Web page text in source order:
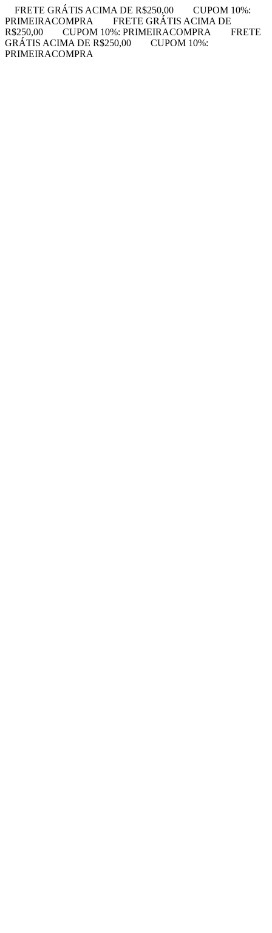
FRETE GRÁTIS ACIMA DE R$250,00
CUPOM 10%:
PRIMEIRACOMPRA
FRETE GRÁTIS ACIMA DE
R$250,00
CUPOM 10%: PRIMEIRACOMPRA
FRETE
GRÁTIS ACIMA DE R$250,00
CUPOM 10%:
PRIMEIRACOMPRA